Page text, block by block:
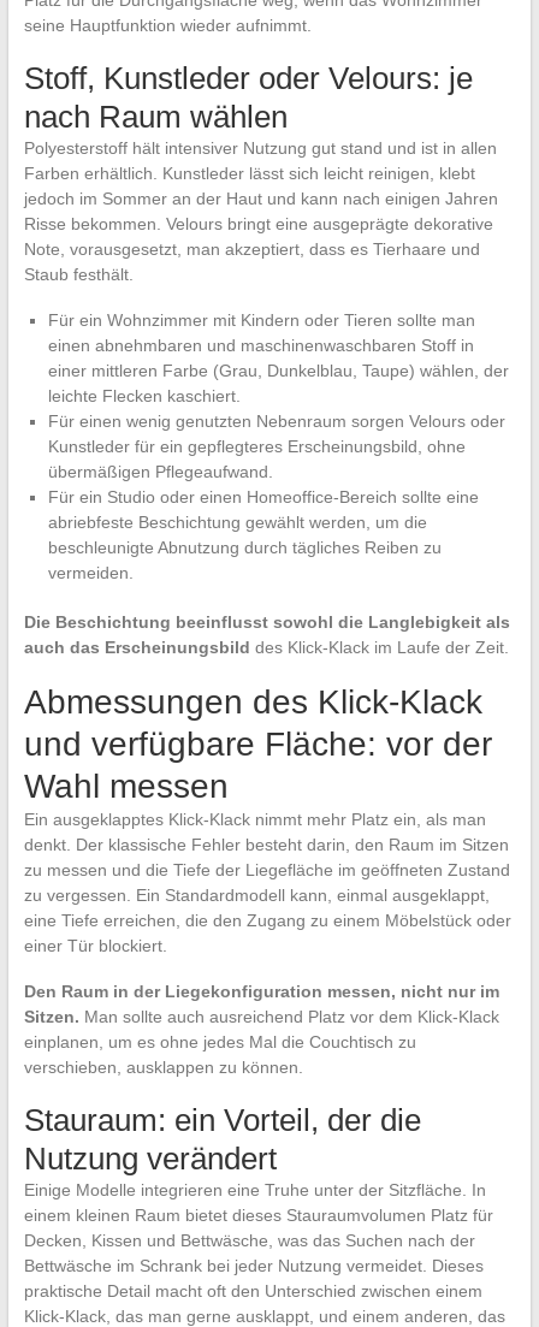
seine Hauptfunktion wieder aufnimmt.
Stoff, Kunstleder oder Velours: je
nach Raum wählen
Polyesterstoff hält intensiver Nutzung gut stand und ist in allen
Farben erhältlich. Kunstleder lässt sich leicht reinigen, klebt
jedoch im Sommer an der Haut und kann nach einigen Jahren
Risse bekommen. Velours bringt eine ausgeprägte dekorative
Note, vorausgesetzt, man akzeptiert, dass es Tierhaare und
Staub festhält.
Für ein Wohnzimmer mit Kindern oder Tieren sollte man
einen abnehmbaren und maschinenwaschbaren Stoff in
einer mittleren Farbe (Grau, Dunkelblau, Taupe) wählen, der
leichte Flecken kaschiert.
Für einen wenig genutzten Nebenraum sorgen Velours oder
Kunstleder für ein gepflegteres Erscheinungsbild, ohne
übermäßigen Pflegeaufwand.
Für ein Studio oder einen Homeoffice-Bereich sollte eine
abriebfeste Beschichtung gewählt werden, um die
beschleunigte Abnutzung durch tägliches Reiben zu
vermeiden.
Die Beschichtung beeinflusst sowohl die Langlebigkeit als
auch das Erscheinungsbild des Klick-Klack im Laufe der Zeit.
Abmessungen des Klick-Klack
und verfügbare Fläche: vor der
Wahl messen
Ein ausgeklapptes Klick-Klack nimmt mehr Platz ein, als man
denkt. Der klassische Fehler besteht darin, den Raum im Sitzen
zu messen und die Tiefe der Liegefläche im geöffneten Zustand
zu vergessen. Ein Standardmodell kann, einmal ausgeklappt,
eine Tiefe erreichen, die den Zugang zu einem Möbelstück oder
einer Tür blockiert.
Den Raum in der Liegekonfiguration messen, nicht nur im
Sitzen. Man sollte auch ausreichend Platz vor dem Klick-Klack
einplanen, um es ohne jedes Mal die Couchtisch zu
verschieben, ausklappen zu können.
Stauraum: ein Vorteil, der die
Nutzung verändert
Einige Modelle integrieren eine Truhe unter der Sitzfläche. In
einem kleinen Raum bietet dieses Stauraumvolumen Platz für
Decken, Kissen und Bettwäsche, was das Suchen nach der
Bettwäsche im Schrank bei jeder Nutzung vermeidet. Dieses
praktische Detail macht oft den Unterschied zwischen einem
Klick-Klack, das man gerne ausklappt, und einem anderen, das